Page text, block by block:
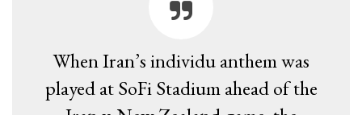
When Iran’s individu anthem was
played at SoFi Stadium ahead of the